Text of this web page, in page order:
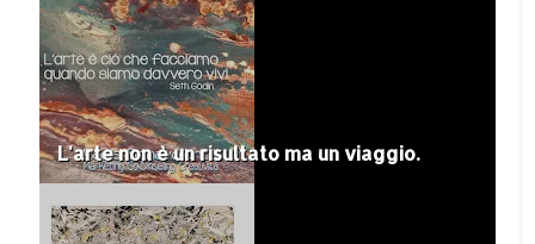
L'arte non è un risultato ma un viaggio.